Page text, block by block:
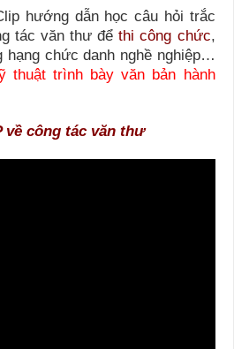
hướng dẫn học câu hỏi trắc
tác văn thư đểthi công chức,
hạng chức danh nghề nghiệp…
thuật trình bày văn bản hành
về công tác văn thư